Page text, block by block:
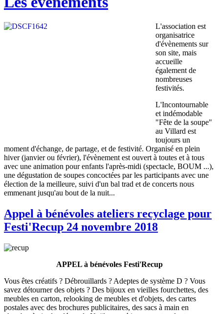
L'association est
organisatrice
d'évènements sur
son site, mais
accueille
également de
nombreuses
festivités.
L'Incontournable
et indémodable
"Fête de la soupe"
au Villard est
toujours un
moment d'échange, de partage, et de festivité. Organisé en plein
hiver (janvier ou février), l'évènement est ouvert à toutes et à tous
avec une animation pour enfants l'après-midi (spectacle, BOUM ...),
une dégustation de soupes concoctées par les participants avec une
élection de la meilleure, suivi d'un bal trad et de concerts nous
emmenant jusqu'au bout de la nuit...
Appel à bénévoles ateliers recyclage pour
Festi'Recup 24 novembre 2018
APPEL à bénévoles Festi'Recup
Vous êtes créatifs ? Débrouillards ? Adeptes de système D ? Vous
savez détourner des objets ? Des bijoux en vieilles fourchettes, des
meubles en carton, relooking de meubles et d'objets, des cartes
postales avec des brochures publicitaires, des sacs à main en